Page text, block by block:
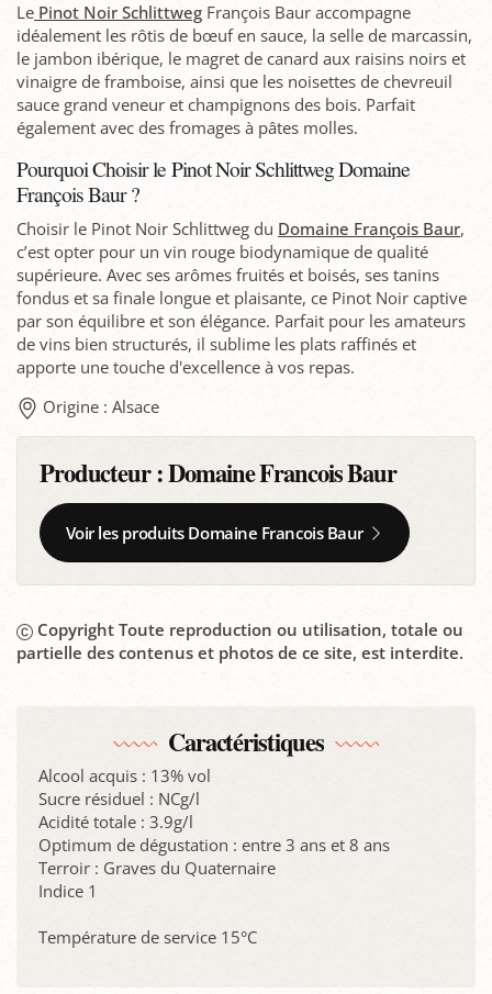
Le Pinot Noir Schlittweg François Baur accompagne
idéalement les rôtis de bœuf en sauce, la selle de marcassin,
le jambon ibérique, le magret de canard aux raisins noirs et
vinaigre de framboise, ainsi que les noisettes de chevreuil
sauce grand veneur et champignons des bois. Parfait
également avec des fromages à pâtes molles.
Pourquoi Choisir le Pinot Noir Schlittweg Domaine
François Baur ?
Choisir le Pinot Noir Schlittweg du Domaine François Baur,
c’est opter pour un vin rouge biodynamique de qualité
supérieure. Avec ses arômes fruités et boisés, ses tanins
fondus et sa finale longue et plaisante, ce Pinot Noir captive
par son équilibre et son élégance. Parfait pour les amateurs
de vins bien structurés, il sublime les plats raffinés et
apporte une touche d'excellence à vos repas.
Origine : Alsace
Producteur :Domaine Francois Baur
Voir les produits Domaine Francois Baur
Copyright Toute reproduction ou utilisation, totale ou
partielle des contenus et photos de ce site, est interdite.
Caractéristiques
Alcool acquis : 13% vol
Sucre résiduel : NCg/l
Acidité totale : 3.9g/l
Optimum de dégustation : entre 3 ans et 8 ans
Terroir : Graves du Quaternaire
Indice 1
Température de service 15°C